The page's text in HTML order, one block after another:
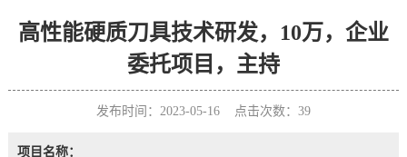
高性能硬质刀具技术研发，10万，企业
委托项目，主持
发布时间：2023-05-16 点击次数： 39
项目名称：